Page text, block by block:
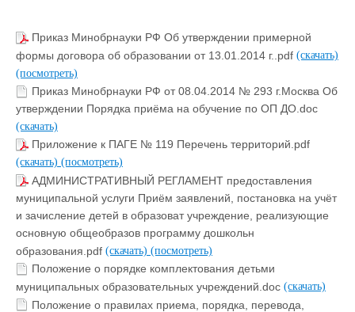
Приказ Минобрнауки РФ Об утверждении примерной
формы договора об образовании от 13.01.2014 г..pdf (скачать)
(посмотреть)
Приказ Минобрнауки РФ от 08.04.2014 № 293 г.Москва Об
утверждении Порядка приёма на обучение по ОП ДО.doc
(скачать)
Приложение к ПАГЕ № 119 Перечень территорий.pdf
(скачать) (посмотреть)
АДМИНИСТРАТИВНЫЙ РЕГЛАМЕНТ предоставления
муниципальной услуги Приём заявлений, постановка на учёт
и зачисление детей в образоват учреждение, реализующие
основную общеобразов программу дошкольн
образования.pdf (скачать) (посмотреть)
Положение о порядке комплектования детьми
муниципальных образовательных учреждений.doc (скачать)
Положение о правилах приема, порядка, перевода,